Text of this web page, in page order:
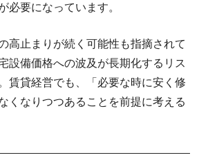
必要になっています。
高止まりが続く可能性も指摘されて
設備価格への波及が長期化するリス
賃貸経営でも、「必要な時に安く修
くなりつつあることを前提に考える